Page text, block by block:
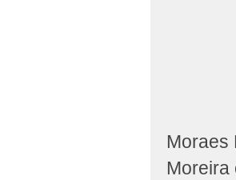
Moraes
Moreira